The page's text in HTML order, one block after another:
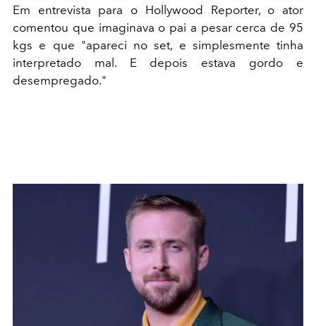
Em entrevista para o Hollywood Reporter, o ator
comentou que imaginava o pai a pesar cerca de 95
kgs e que "apareci no set, e simplesmente tinha
interpretado mal. E depois estava gordo e
desempregado."